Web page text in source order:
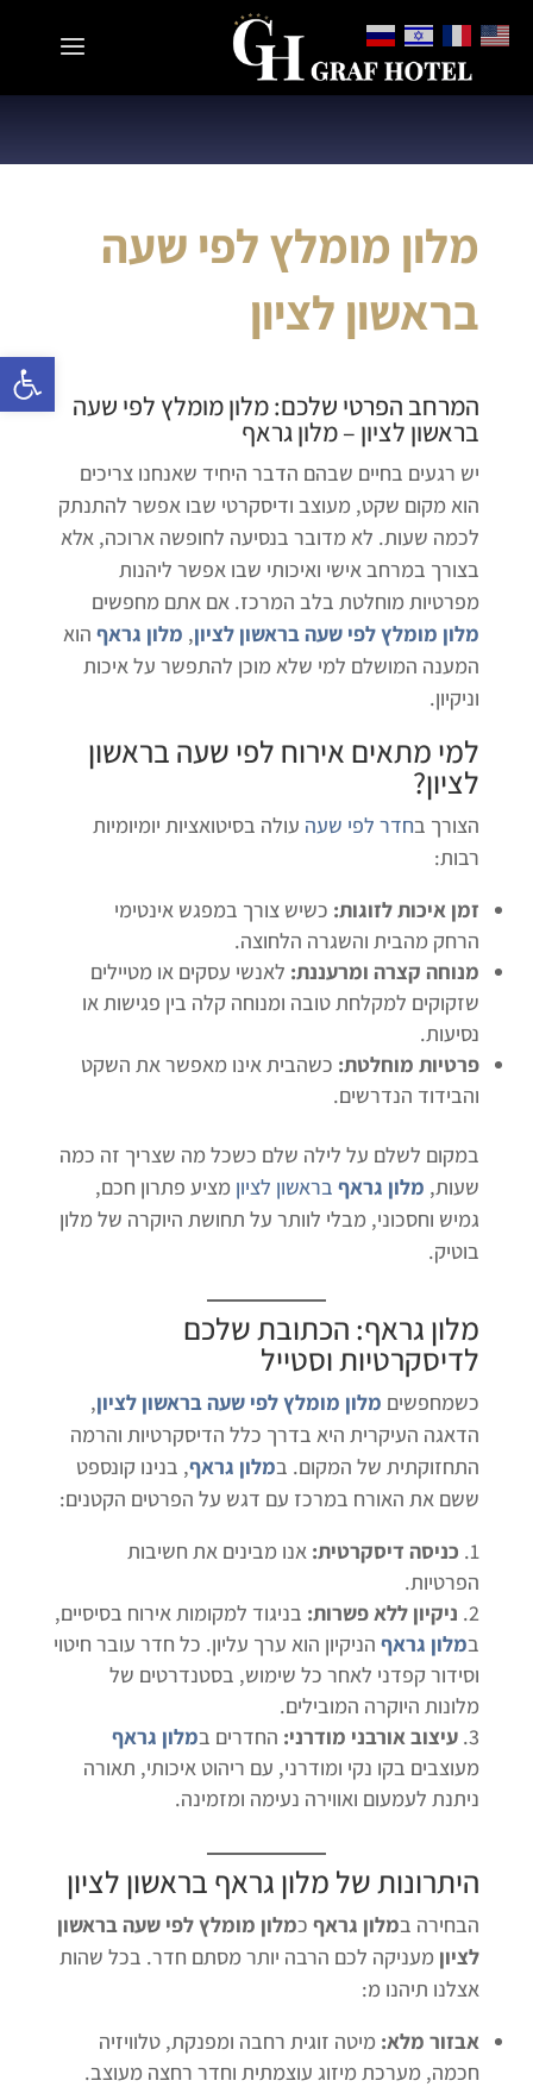
מלון מומלץ לפי שעה
בראשון לציון
המרחב הפרטי שלכם:מלון מומלץ לפי שעה
בראשון לציון – מלון גראף
יש רגעים בחיים שבהם הדבר היחיד שאנחנו צריכים
הוא מקום שקט, מעוצב ודיסקרטי שבו אפשר להתנתק
לכמה שעות. לא מדובר בנסיעה לחופשה ארוכה, אלא
בצורך במרחב אישי ואיכותי שבו אפשר ליהנות
מפרטיות מוחלטת בלב המרכז. אם אתם מחפשים
מלון מומלץ לפי שעה בראשון לציון, מלון גראףהוא
המענה המושלם למי שלא מוכן להתפשר על איכות
וניקיון.
למי מתאים אירוח לפי שעה בראשון
לציון?
הצורך בחדר לפי שעה עולה בסיטואציות יומיומיות
רבות:
זמן איכות לזוגות: כשיש צורך במפגש אינטימי
הרחק מהבית והשגרה הלחוצה.
מנוחה קצרה ומרעננת: לאנשי עסקים או מטיילים
שזקוקים למקלחת טובה ומנוחה קלה בין פגישות או
נסיעות.
פרטיות מוחלטת: כשהבית אינו מאפשר את השקט
והבידוד הנדרשים.
במקום לשלם על לילה שלם כשכל מה שצריך זה כמה
שעות, מלון גראףבראשון לציון מציע פתרון חכם,
גמיש וחסכוני, מבלי לוותר על תחושת היוקרה של מלון
בוטיק.
מלון גראף: הכתובת שלכם
לדיסקרטיות וסטייל
כשמחפשים מלון מומלץ לפי שעה בראשון לציון,
הדאגה העיקרית היא בדרך כלל הדיסקרטיות והרמה
התחזוקתית של המקום. במלון גראף, בנינו קונספט
ששם את האורח במרכז עם דגש על הפרטים הקטנים:
כניסה דיסקרטית: אנו מבינים את חשיבות
הפרטיות.
ניקיון ללא פשרות: בניגוד למקומות אירוח בסיסיים,
במלון גראףהניקיון הוא ערך עליון. כל חדר עובר חיטוי
וסידור קפדני לאחר כל שימוש, בסטנדרטים של
מלונות היוקרה המובילים.
עיצוב אורבני מודרני: החדרים במלון גראף
מעוצבים בקו נקי ומודרני, עם ריהוט איכותי, תאורה
ניתנת לעמעום ואווירה נעימה ומזמינה.
היתרונות של מלון גראף בראשון לציון
הבחירה במלון גראףכמלון מומלץ לפי שעה בראשון
לציון מעניקה לכם הרבה יותר מסתם חדר. בכל שהות
אצלנו תיהנו מ:
אבזור מלא: מיטה זוגית רחבה ומפנקת, טלוויזיה
חכמה, מערכת מיזוג עוצמתית וחדר רחצה מעוצב.